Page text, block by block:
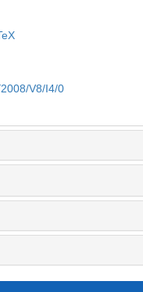
V8/I4/0